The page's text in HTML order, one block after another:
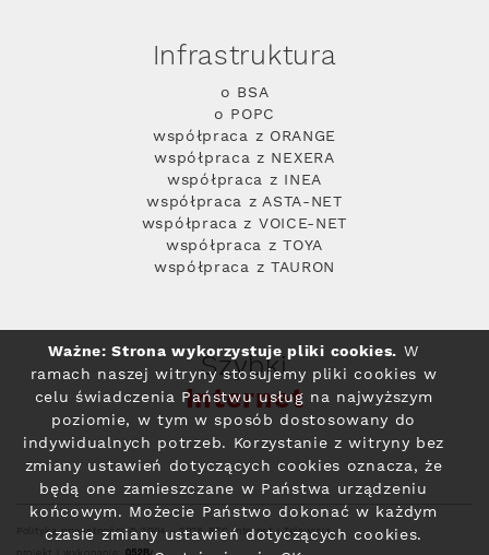
Infrastruktura
o BSA
o POPC
współpraca z ORANGE
współpraca z NEXERA
współpraca z INEA
współpraca z ASTA-NET
współpraca z VOICE-NET
współpraca z TOYA
współpraca z TAURON
Szybki
Internet
Polityka prywatności© 2004 - 2026 RFC Internet i Telewizja
Ważne: Strona wykorzystuje pliki cookies. W
ramach naszej witryny stosujemy pliki cookies w
celu świadczenia Państwu usług na najwyższym
poziomie, w tym w sposób dostosowany do
indywidualnych potrzeb. Korzystanie z witryny bez
zmiany ustawień dotyczących cookies oznacza, że
będą one zamieszczane w Państwa urządzeniu
końcowym. Możecie Państwo dokonać w każdym
czasie zmiany ustawień dotyczących cookies.